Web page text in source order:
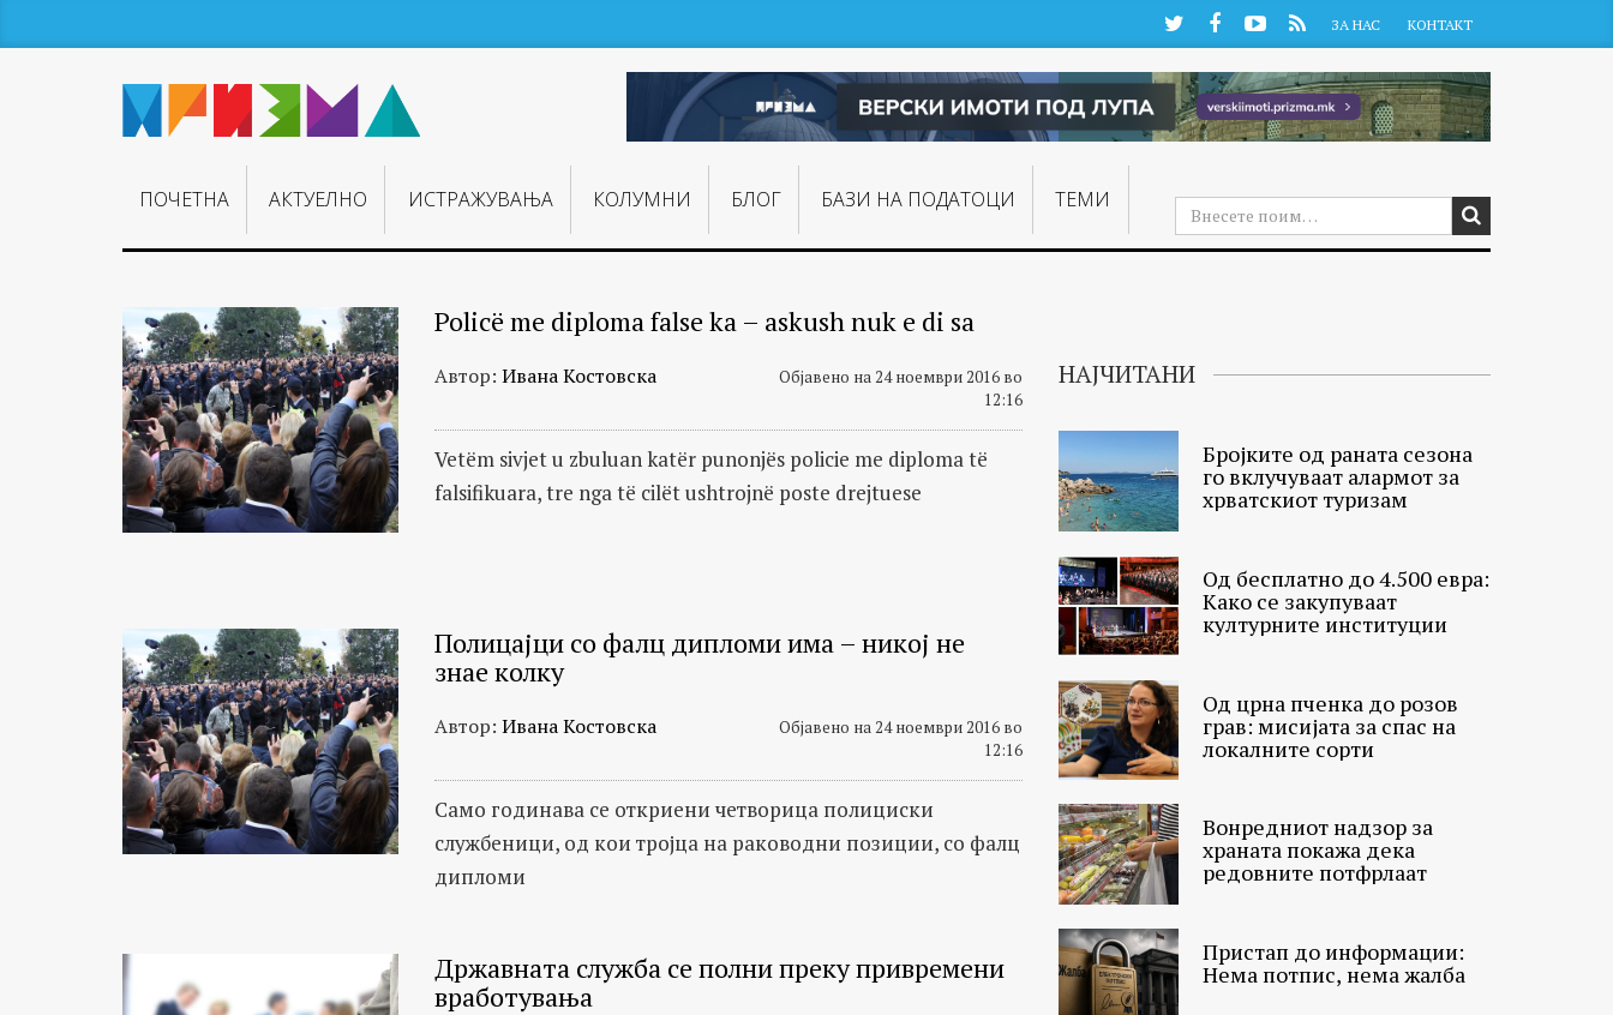
TwitterFacebookYouTube
RSS ЗА НАС КОНТАКТ
ПОЧЕТНА АКТУЕЛНО ИСТРАЖУВАЊA КОЛУМНИ БЛОГ БАЗИ НА ПОДАТОЦИ ТЕМИ
Policë me diploma false ka – askush nuk e di sa
Автор: Ивана Костовска
Објавено на 24 ноември 2016 во
12:16
Vetëm sivjet u zbuluan katër punonjës policie me diploma të
falsifikuara, tre nga të cilët ushtrojnë poste drejtuese
Полицајци со фалц дипломи има – никој не
знае колку
Автор: Ивана Костовска
Објавено на 24 ноември 2016 во
12:16
Само годинава се откриени четворица полициски
службеници, од кои тројца на раководни позиции, со фалц
дипломи
Државната служба се полни преку привремени
вработувања
НАЈЧИТАНИ
Бројките од раната сезона
го вклучуваат алармот за
хрватскиот туризам
Од бесплатно до 4.500 евра:
Како се закупуваат
културните институции
Од црна пченка до розов
грав: мисијата за спас на
локалните сорти
Вонредниот надзор за
храната покажа дека
редовните потфрлаат
Пристап до информации:
Нема потпис, нема жалба